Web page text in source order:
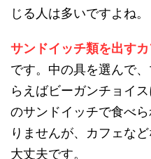
じる人は多いですよね。
サンドイッチ類を出す
です。中の具を選んで
らえばビーガンチョイ
のサンドイッチで食べ
りませんが、カフェな
大丈夫です。